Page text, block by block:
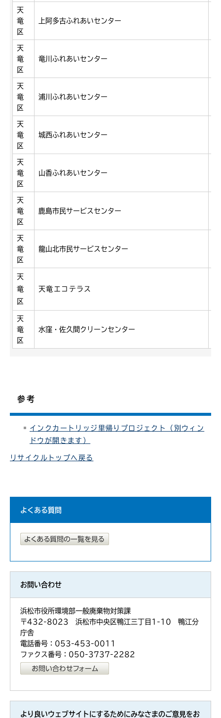
天
竜
区
上阿多古ふれあいセンター
天
竜
区
竜川ふれあいセンター
天
竜
区
浦川ふれあいセンター
天
竜
区
城西ふれあいセンター
天
竜
区
山香ふれあいセンター
天
竜
区
鹿島市民サービスセンター
天
竜
区
龍山北市民サービスセンター
天
竜
区
天竜エコテラス
天
竜
区
水窪・佐久間クリーンセンター
参考
インクカートリッジ里帰りプロジェクト（別ウィン
ドウが開きます）
リサイクルトップへ戻る
よくある質問
お問い合わせ
浜松市役所環境部一般廃棄物対策課
〒432-8023 浜松市中央区鴨江三丁目1-10 鴨江分
庁舎
電話番号：053-453-0011
ファクス番号：050-3737-2282
より良いウェブサイトにするためにみなさまのご意見をお